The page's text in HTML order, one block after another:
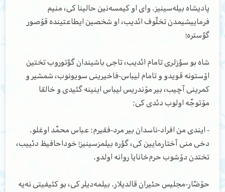
پادیشاه بیله‌سینیز. وای او کیمسه‌نین حالینا کی، منیم
فرماییشیمدن تخلّوف ائدیب، او شخصین ایطاعتینده قۆصور
گؤستره!
شاه بو سؤزلری تامام ائدیب، تاجی ‌باشیندان گؤتوروب تختین
اۆستونه قویدو و تامام لیباس-فاخیرینی سویونوب، شمشیر و
کمرینی آچیب، بیر مۆندریس لیباس اینینه گئیدی و خالقا
مۆتوجّه اولوب دئدی کی:
- ایندی من افراد-ناسدان بیر مرد-فقیرم: عباس محمّد اوغلو.
دخی منی آختارمایین کی، گؤره بیلمزسینیز! خوداحافیظ دئییب،
تختدن دۆشوب حرم‌خانایا روانه اولدو.
حۆضّار-مجلیس حئیران قالدیلار. بیلمه‌دیلر کی، بو کئیفیتی نه‌یه